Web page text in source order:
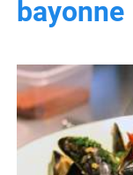
bayonne